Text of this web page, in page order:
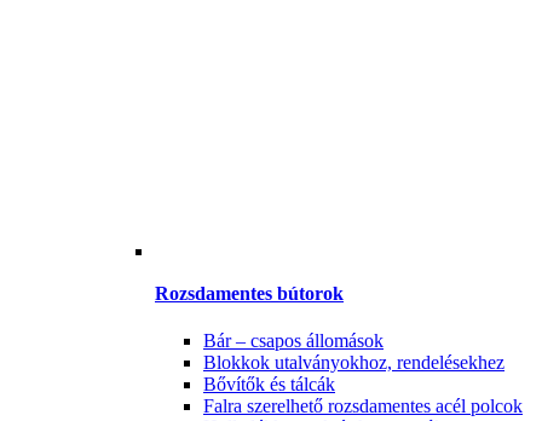
Rozsdamentes bútorok
Bár – csapos állomások
Blokkok utalványokhoz, rendelésekhez
Bővítők és tálcák
Falra szerelhető rozsdamentes acél polcok